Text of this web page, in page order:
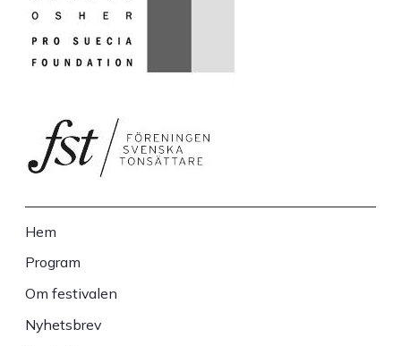
Sidfot
Hem
Program
Om festivalen
Nyhetsbrev